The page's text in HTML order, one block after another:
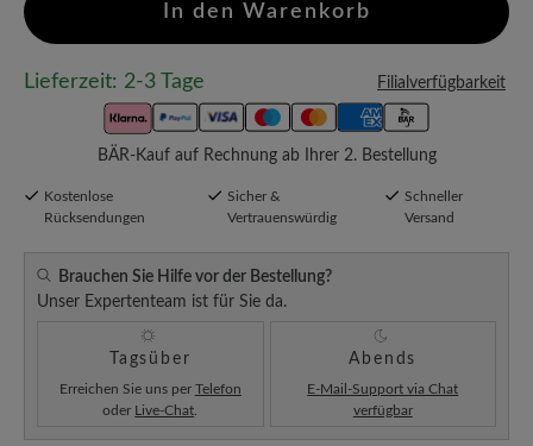
In den Warenkorb
Lieferzeit: 2-3 Tage Filialverfügbarkeit
BÄR-Kauf auf Rechnung ab Ihrer 2. Bestellung
Kostenlose
Rücksendungen
Sicher &
Vertrauenswürdig
Schneller
Versand
Brauchen Sie Hilfe vor der Bestellung?
Unser Expertenteam ist für Sie da.
Tagsüber
Erreichen Sie uns per Telefon
oder Live-Chat
Abends
E-Mail-Support via Chat
verfügbar